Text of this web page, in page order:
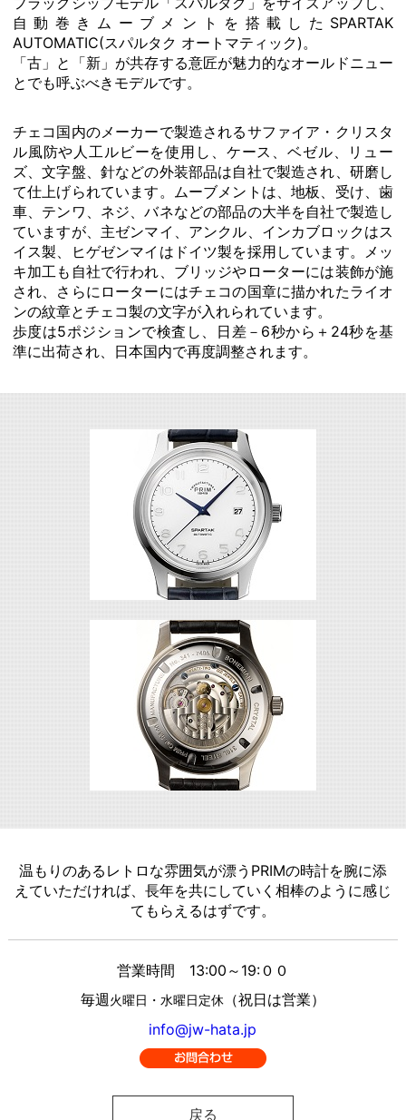
自動巻きムーブメントを搭載したSPARTAK
AUTOMATIC(スパルタク オートマティック)。
「古」と「新」が共存する意匠が魅力的なオールドニュー
とでも呼ぶべきモデルです。
チェコ国内のメーカーで製造されるサファイア・クリスタ
ル風防や人工ルビーを使用し、ケース、ベゼル、リュー
ズ、文字盤、針などの外装部品は自社で製造され、研磨し
て仕上げられています。ムーブメントは、地板、受け、歯
車、テンワ、ネジ、バネなどの部品の大半を自社で製造し
ていますが、主ゼンマイ、アンクル、インカブロックはス
イス製、ヒゲゼンマイはドイツ製を採用しています。メッ
キ加工も自社で行われ、ブリッジやローターには装飾が施
され、さらにローターにはチェコの国章に描かれたライオ
ンの紋章とチェコ製の文字が入れられています。
歩度は5ポジションで検査し、日差－6秒から＋24秒を基
準に出荷され、日本国内で再度調整されます。
温もりのあるレトロな雰囲気が漂うPRIMの時計を腕に添
えていただければ、長年を共にしていく相棒のように感じ
てもらえるはずです。
営業時間 13:00～19:００
毎週火曜日・水曜日定休（祝日は営業）
info@jw-hata.jp
戻る